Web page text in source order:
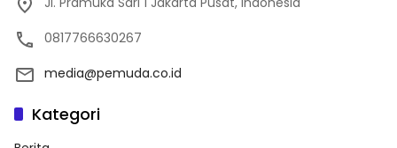
0817766630267
media@pemuda.co.id
Kategori